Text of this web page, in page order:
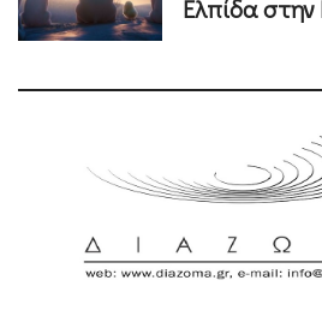
Ελπίδα στην